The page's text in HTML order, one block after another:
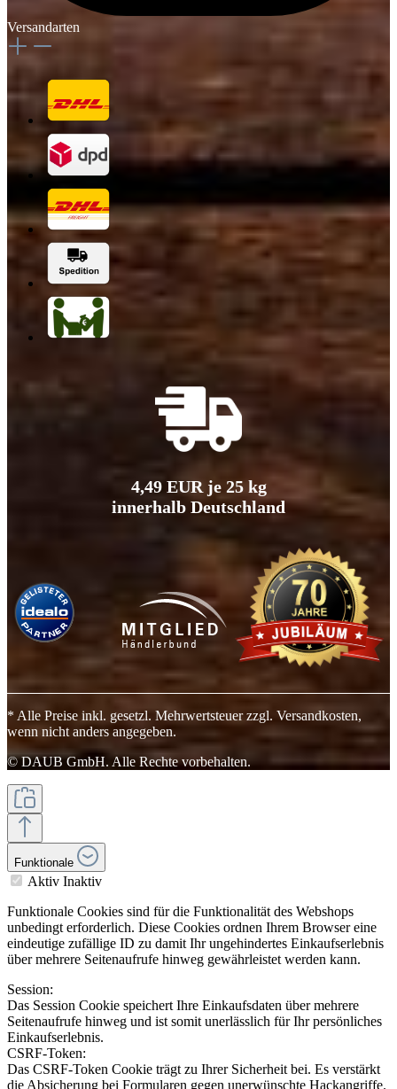
Versandarten
4,49 EUR je 25 kg
innerhalb Deutschland
* Alle Preise inkl. gesetzl. Mehrwertsteuer zzgl. Versandkosten,
wenn nicht anders angegeben.
© DAUB GmbH. Alle Rechte vorbehalten.
Funktionale
Aktiv Inaktiv
Funktionale Cookies sind für die Funktionalität des Webshops
unbedingt erforderlich. Diese Cookies ordnen Ihrem Browser eine
eindeutige zufällige ID zu damit Ihr ungehindertes Einkaufserlebnis
über mehrere Seitenaufrufe hinweg gewährleistet werden kann.
Session:
Das Session Cookie speichert Ihre Einkaufsdaten über mehrere
Seitenaufrufe hinweg und ist somit unerlässlich für Ihr persönliches
Einkaufserlebnis.
CSRF-Token:
Das CSRF-Token Cookie trägt zu Ihrer Sicherheit bei. Es verstärkt
die Absicherung bei Formularen gegen unerwünschte Hackangriffe.